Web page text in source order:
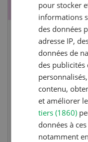
Cours
Vous élevez des
Ce cours vous
vous effectuez
diplôme est
habilite à
professionnel.
pour stocker
informations
des données
adresse IP,
données de
des publicités
contenu,
et améliorer
tiers (1860)
données à
notamment